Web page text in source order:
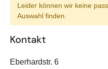
Leider können wir keine
Auswahl finden.
Kontakt
Eberhardstr. 6